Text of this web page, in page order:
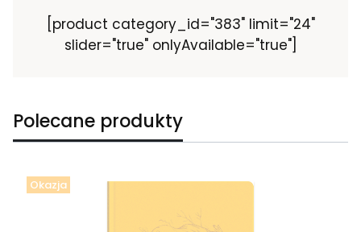
[product category_id="383" limit="24"
slider="true" onlyAvailable="true"]
Polecane produkty
Okazja